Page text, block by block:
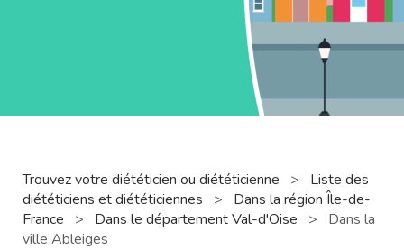
Trouvez votre diététicien ou diététicienne >
Liste des
diététiciens et diététiciennes
>
Dans la région Île-de-
France
> Dans le département Val-d'Oise >
Dans la
ville Ableiges